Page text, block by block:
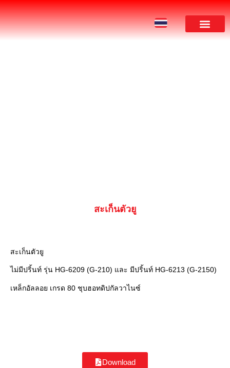
สะเก็นตัวยู
สะเก็นตัวยู
ไม่มีปริ้นท์ รุ่น HG-6209 (G-210) และ มีปริ้นท์ HG-6213 (G-2150)
เหล็กอัลลอย เกรด 80 ชุบฮอทดิปกัลวาไนซ์
Download